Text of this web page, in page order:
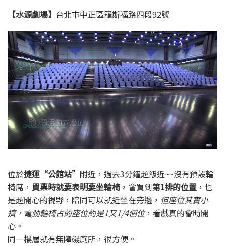
【水源劇場】 台北市中正區羅斯福路四段92號
位於捷運“公館站” 附近，過去3分鐘超級近~~沒有預設輪
椅席， 買票時就要表明要坐輪椅 ，會買到第1排的位置 ，也
是超開心的視野，陪同可以就近坐在旁邊， 但座位其實小
擠，電動輪椅占的座位約是1又1/4個位，看戲真的會時開
心。
同一樓層就有無障礙廁所，很方便。